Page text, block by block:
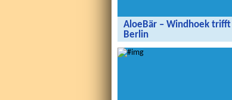
AloeBär – Windhoek trifft
Berlin
AloeBär – Windhoek trifft Berlin